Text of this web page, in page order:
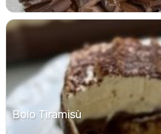
Bolo Tiramisù